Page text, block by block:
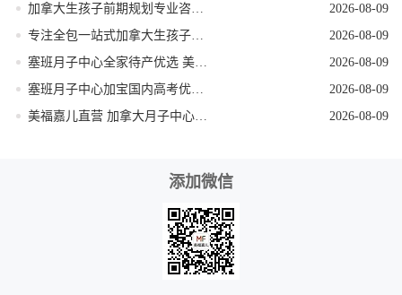
2026-08-09
2026-08-09
2026-08-09
2026-08-09
2026-08-09
添加微信